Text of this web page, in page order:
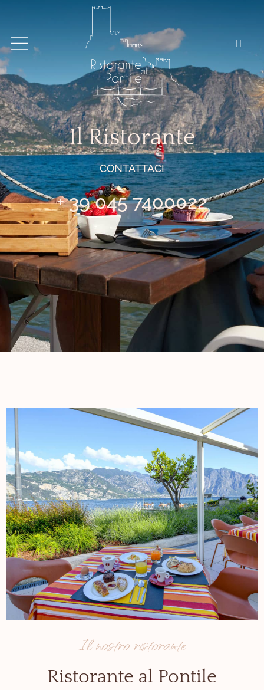
IT
Il Ristorante
CONTATTACI
+ 39 045 7400022
Il nostro ristorante
Ristorante al Pontile